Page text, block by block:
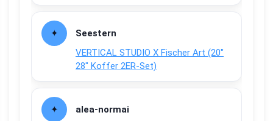
Seestern
VERTICAL STUDIO X Fischer Art (20″
28″ Koffer 2ER-Set)
alea-normai